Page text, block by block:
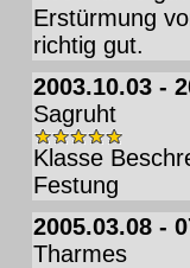
Erstürmung
richtig gut.
2003.10.03 -
Sagruht
Klasse
Festung
2005.03.08 -
Tharmes